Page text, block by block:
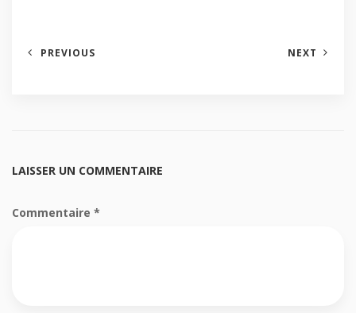
PREVIOUS NEXT
LAISSER UN COMMENTAIRE
Commentaire *